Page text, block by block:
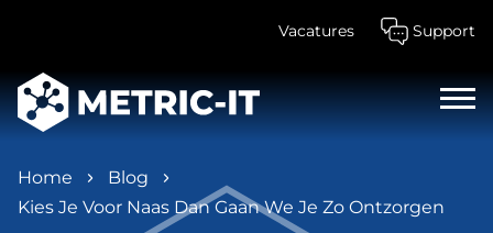
Vacatures Support
Home
Blog
Kies Je Voor Naas Dan Gaan We Je Zo Ontzorgen